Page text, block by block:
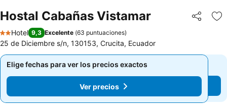
Hostal Cabañas Vistamar Compartir
2 Estrellas
Hotel 9,3 Excelente (63 puntuaciones)
25 de Diciembre s/n, 130153, Crucita, Ecuador
Elige fechas para ver los precios exactos
Ver precios
Elige fechas para ver los precios exactos
Ver precios